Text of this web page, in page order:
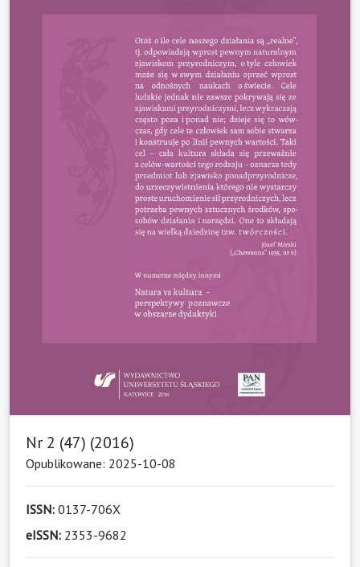
Nr 2 (47) (2016)
Opublikowane: 2025-10-08
ISSN: 0137-706X
eISSN: 2353-9682